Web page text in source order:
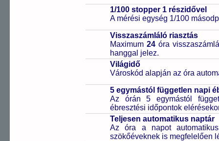
1/100 stopper 1 részidővel
A mérési egység 1/100
Visszaszámláló riasztás
Maximum24 óra
hanggal jelez.
Világidő
Városkód alapján az óra
5 egymástól független napi
Az órán 5 egymástól
ébresztési időpontok
Teljesen automatikus naptár
Az óra a napot
szökőéveknek is megfelelően